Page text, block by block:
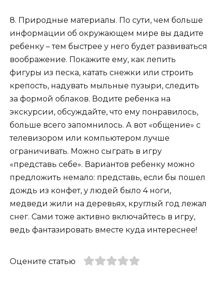
8. Природные материалы. По сути, чем больше
информации об окружающем мире вы дадите
ребенку – тем быстрее у него будет развиваться
воображение. Покажите ему, как лепить
фигуры из песка, катать снежки или строить
крепость, надувать мыльные пузыри, следить
за формой облаков. Водите ребенка на
экскурсии, обсуждайте, что ему понравилось,
больше всего запомнилось. А вот «общение» с
телевизором или компьютером лучше
ограничивать. Можно сыграть в игру
«представь себе». Вариантов ребенку можно
предложить немало: представь, если бы пошел
дождь из конфет, у людей было 4 ноги,
медведи жили на деревьях, круглый год лежал
снег. Сами тоже активно включайтесь в игру,
ведь фантазировать вместе куда интереснее!
Оцените статью